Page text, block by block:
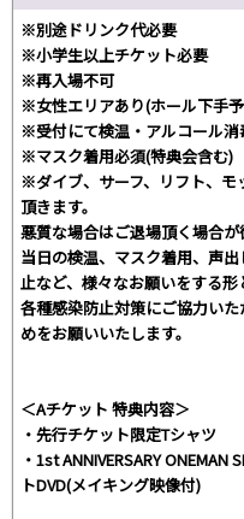
※別途ドリンク代必要
※小学生以上チケット必要
※再入場不可
※女性エリアあり(ホール下手
※受付にて検温・アルコール消
※マスク着用必須(特典会含む)
※ダイブ、サーフ、リフト、モ
頂きます。
悪質な場合はご退場頂く場合が
当日の検温、マスク着用、声
止など、様々なお願いをする形
各種感染防止対策にご協力い
めをお願いいたします。
＜Aチケット 特典内容＞
・先行チケット限定Tシャツ
・1st ANNIVERSARY ONEMAN
トDVD(メイキング映像付)